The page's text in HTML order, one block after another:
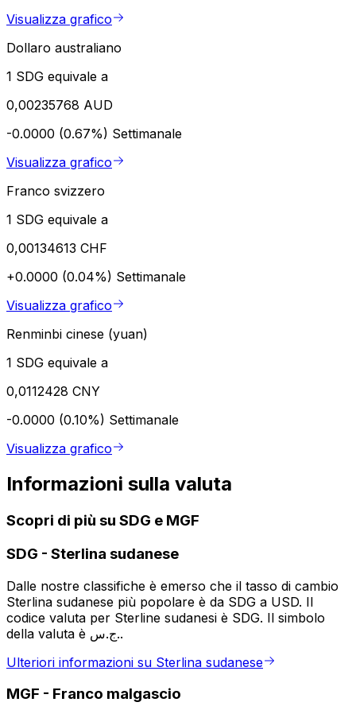
Visualizza grafico
Dollaro australiano
1 SDG equivale a
0,00235768 AUD
-0.0000 (0.67%) Settimanale
Visualizza grafico
Franco svizzero
1 SDG equivale a
0,00134613 CHF
+0.0000 (0.04%) Settimanale
Visualizza grafico
Renminbi cinese (yuan)
1 SDG equivale a
0,0112428 CNY
-0.0000 (0.10%) Settimanale
Visualizza grafico
Informazioni sulla valuta
Scopri di più su SDG e MGF
SDG - Sterlina sudanese
Dalle nostre classifiche è emerso che il tasso di cambio
Sterlina sudanese più popolare è da SDG a USD. Il
codice valuta per Sterline sudanesi è SDG. Il simbolo
della valuta è ج.س..
Ulteriori informazioni su Sterlina sudanese
MGF - Franco malgascio